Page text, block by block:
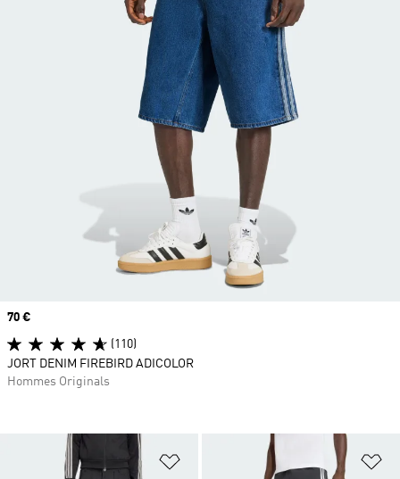
Ajouter à la Liste de produits
Prix
70 €
(110)
JORT DENIM FIREBIRD ADICOLOR
Hommes Originals